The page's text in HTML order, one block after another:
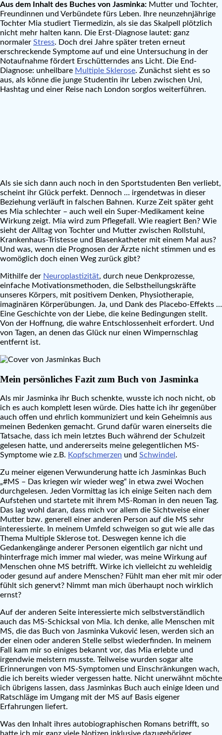
Aus dem Inhalt des Buches von Jasminka: Mutter und Tochter,
Freundinnen und Verbündete fürs Leben. Ihre neunzehnjährige
Tochter Mia studiert Tiermedizin, als sie das Skalpell plötzlich
nicht mehr halten kann. Die Erst-Diagnose lautet: ganz
normaler Stress. Doch drei Jahre später treten erneut
erschreckende Symptome auf und eine Untersuchung in der
Notaufnahme fördert Erschütterndes ans Licht. Die End-
Diagnose: unheilbare Multiple Sklerose. Zunächst sieht es so
aus, als könne die junge Studentin ihr Leben zwischen Uni,
Hashtag und einer Reise nach London sorglos weiterführen.
Als sie sich dann auch noch in den Sportstudenten Ben verliebt,
scheint ihr Glück perfekt. Dennoch … irgendetwas in dieser
Beziehung verläuft in falschen Bahnen. Kurze Zeit später geht
es Mia schlechter – auch weil ein Super-Medikament keine
Wirkung zeigt. Mia wird zum Pflegefall. Wie reagiert Ben? Wie
sieht der Alltag von Tochter und Mutter zwischen Rollstuhl,
Krankenhaus-Tristesse und Blasenkatheter mit einem Mal aus?
Und was, wenn die Prognosen der Ärzte nicht stimmen und es
womöglich doch einen Weg zurück gibt?
Mithilfe der Neuroplastizität, durch neue Denkprozesse,
einfache Motivationsmethoden, die Selbstheilungskräfte
unseres Körpers, mit positivem Denken, Physiotherapie,
imaginären Körperübungen. Ja, und Dank des Placebo-Effekts …
Eine Geschichte von der Liebe, die keine Bedingungen stellt.
Von der Hoffnung, die wahre Entschlossenheit erfordert. Und
von Tagen, an denen das Glück nur einen Wimpernschlag
entfernt ist.
Mein persönliches Fazit zum Buch von Jasminka
Als mir Jasminka ihr Buch schenkte, wusste ich noch nicht, ob
ich es auch komplett lesen würde. Dies hatte ich ihr gegenüber
auch offen und ehrlich kommuniziert und kein Geheimnis aus
meinen Bedenken gemacht. Grund dafür waren einerseits die
Tatsache, dass ich mein letztes Buch während der Schulzeit
gelesen hatte, und andererseits meine gelegentlichen MS-
Symptome wie z.B. Kopfschmerzen und Schwindel .
Zu meiner eigenen Verwunderung hatte ich Jasminkas Buch
„#MS – Das kriegen wir wieder weg“ in etwa zwei Wochen
durchgelesen. Jeden Vormittag las ich einige Seiten nach dem
Aufstehen und startete mit ihrem MS-Roman in den neuen Tag.
Das lag wohl daran, dass mich vor allem die Sichtweise einer
Mutter bzw. generell einer anderen Person auf die MS sehr
interessierte. In meinem Umfeld schweigen so gut wie alle das
Thema Multiple Sklerose tot. Deswegen kenne ich die
Gedankengänge anderer Personen eigentlich gar nicht und
hinterfrage mich immer mal wieder, was meine Wirkung auf
Menschen ohne MS betrifft. Wirke ich vielleicht zu wehleidig
oder gesund auf andere Menschen? Fühlt man eher mit mir oder
fühlt sich genervt? Nimmt man mich überhaupt noch wirklich
ernst?
Auf der anderen Seite interessierte mich selbstverständlich
auch das MS-Schicksal von Mia. Ich denke, alle Menschen mit
MS, die das Buch von Jasminka Vuković lesen, werden sich an
der einen oder anderen Stelle selbst wiederfinden. In meinem
Fall kam mir so einiges bekannt vor, das Mia erlebte und
irgendwie meistern musste. Teilweise wurden sogar alte
Erinnerungen von MS-Symptomen und Einschränkungen wach,
die ich bereits wieder vergessen hatte. Nicht unerwähnt möchte
ich übrigens lassen, dass Jasminkas Buch auch einige Ideen und
Ratschläge im Umgang mit der MS auf Basis eigener
Erfahrungen liefert.
Was den Inhalt ihres autobiographischen Romans betrifft, so